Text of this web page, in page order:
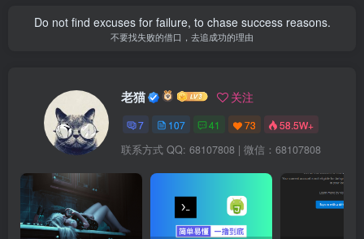
Do not find excuses for failure, to chase success reasons.
不要找失败的借口，去追成功的理由
老猫 关注
7 107 41 73 58.5W+
联系方式 QQ: 68107808 | 微信：68107808